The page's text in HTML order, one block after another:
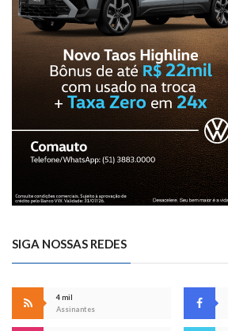
SIGA NOSSAS REDES
4 mil
Assinantes